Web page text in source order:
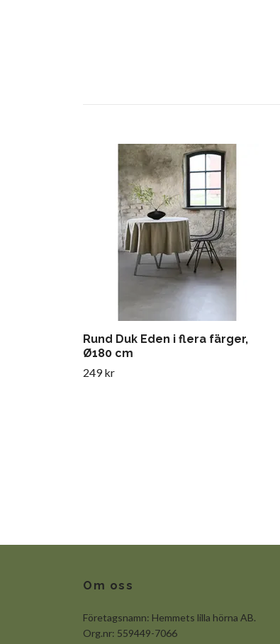
Rund Duk Eden i flera färger,
Ø180 cm
249 kr
Om oss
Företagsnamn: Hemmets lilla hörna AB.
Org.nr: 559449-7066